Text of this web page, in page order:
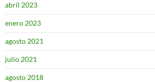
abril 2023
enero 2023
agosto 2021
julio 2021
agosto 2018